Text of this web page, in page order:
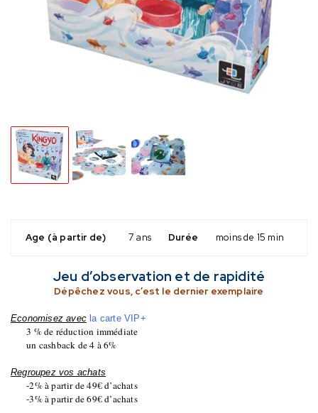
Age (à partir de) 7 ans Durée moins de 15 min
Jeu d’observation et de rapidité
Dépêchez vous, c’est le dernier exemplaire
Economisez avec la carte VIP+
3 % de réduction immédiate
un cashback de 4 à 6%
Regroupez vos achats
-2% à partir de 49€ d’achats
-3% à partir de 69€ d’achats